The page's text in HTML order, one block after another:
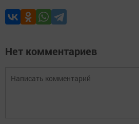
Нет комментариев